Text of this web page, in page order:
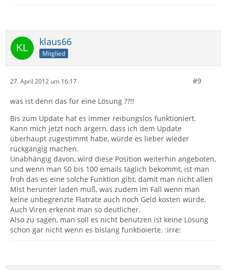
klaus66
Mitglied
27. April 2012 um 16:17 #9
was ist denn das für eine Lösung ??!!
Bis zum Update hat es immer reibungslos funktioniert.
Kann mich jetzt noch ärgern, dass ich dem Update
überhaupt zugestimmt habe, würde es lieber wieder
rückgängig machen.
Unabhängig davon, wird diese Position weiterhin angeboten,
und wenn man 50 bis 100 emails täglich bekommt, ist man
froh das es eine solche Funktion gibt, damit man nicht allen
Mist herunter laden muß, was zudem im Fall wenn man
keine unbegrenzte Flatrate auch noch Geld kosten würde.
Auch Viren erkennt man so deutlicher.
Also zu sagen, man soll es nicht benutzen ist keine Lösung
schon gar nicht wenn es bislang funktioierte. :irre: